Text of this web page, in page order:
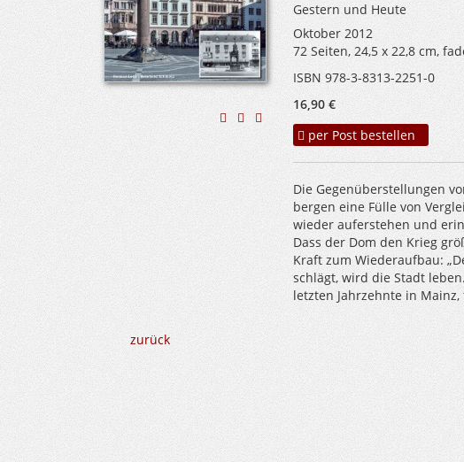
Gestern und Heute
Oktober 2012
72 Seiten, 24,5 x 22,8 cm,
ISBN 978-3-8313-2251-0
16,90 €
per Post bestellen
Die Gegenüberstellungen
bergen eine Fülle von
wieder auferstehen und
Dass der Dom den Krieg
Kraft zum Wiederaufbau:
schlägt, wird die Stadt
letzten Jahrzehnte in
zurück